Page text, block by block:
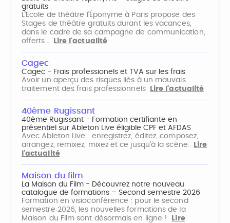
gratuits
L'École de théâtre l'Éponyme à Paris propose des
Stages de théâtre gratuits durant les vacances,
dans le cadre de sa campagne de communication,
offerts…
Lire l'actualité
Cagec
Cagec - Frais professionels et TVA sur les frais
Avoir un aperçu des risques liés à un mauvais
traitement des frais professionnels
Lire l'actualité
40ème Rugissant
40ème Rugissant - Formation certifiante en
présentiel sur Ableton Live éligible CPF et AFDAS
Avec Ableton Live : enregistrez, éditez, composez,
arrangez, remixez, mixez et ce jusqu'à la scène.
Lire
l'actualité
Maison du film
La Maison du Film - Découvrez notre nouveau
catalogue de formations – Second semestre 2026
Formation en visioconférence : pour le second
semestre 2026, les nouvelles formations de la
Maison du Film sont désormais en ligne !
Lire